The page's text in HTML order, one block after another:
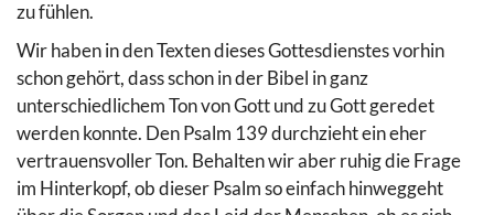
zu fühlen.
Wir haben in den Texten dieses Gottesdienstes vorhin
schon gehört, dass schon in der Bibel in ganz
unterschiedlichem Ton von Gott und zu Gott geredet
werden konnte. Den Psalm 139 durchzieht ein eher
vertrauensvoller Ton. Behalten wir aber ruhig die Frage
im Hinterkopf, ob dieser Psalm so einfach hinweggeht